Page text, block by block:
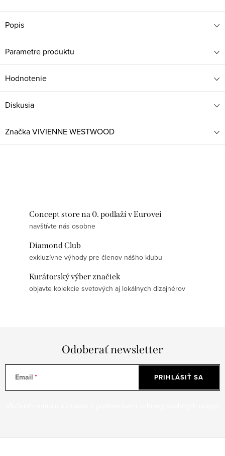
Popis
Parametre produktu
Hodnotenie
Diskusia
ZnačkaVIVIENNE WESTWOOD
Concept store na 0. podlaží v Eurovei
navštívte nás osobne
Diamond Club
exkluzívne výhody pre členov nášho klubu
Kurátorský výber značiek
objavte kolekcie svetových aj lokálnych dizajnérov
Odoberať newsletter
Email PRIHLÁSIŤ SA